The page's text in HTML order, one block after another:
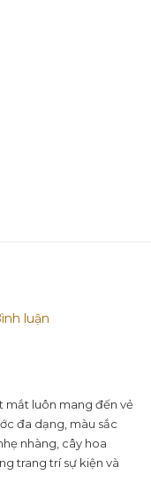
luận
mắt luôn mang đến vẻ
đa dạng, màu sắc
nhàng, cây hoa
trang trí sự kiện và